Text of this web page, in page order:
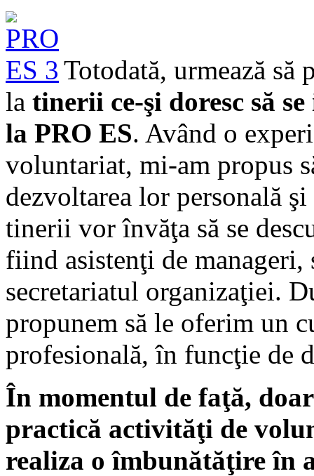
Totodată, urmează
la tinerii ce-şi doresc să
la PRO ES. Având o
voluntariat, mi-am propus
dezvoltarea lor personală
tinerii vor învăţa să se
fiind asistenţi de
secretariatul organizaţiei.
propunem să le oferim un
profesională, în funcţie de
În momentul de faţă,
practică activităţi de
realiza o îmbunătăţire în